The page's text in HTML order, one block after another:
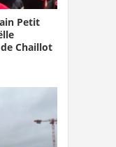
Petit
Chaillot